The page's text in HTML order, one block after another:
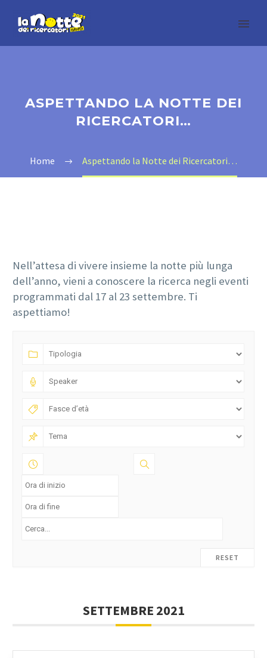
ASPETTANDO LA NOTTE DEI
RICERCATORI…
Home Aspettando la Notte dei Ricercatori…
Nell’attesa di vivere insieme la notte più lunga
dell’anno, vieni a conoscere la ricerca negli eventi
programmati dal 17 al 23 settembre. Ti
aspettiamo!
RESET
SETTEMBRE 2021